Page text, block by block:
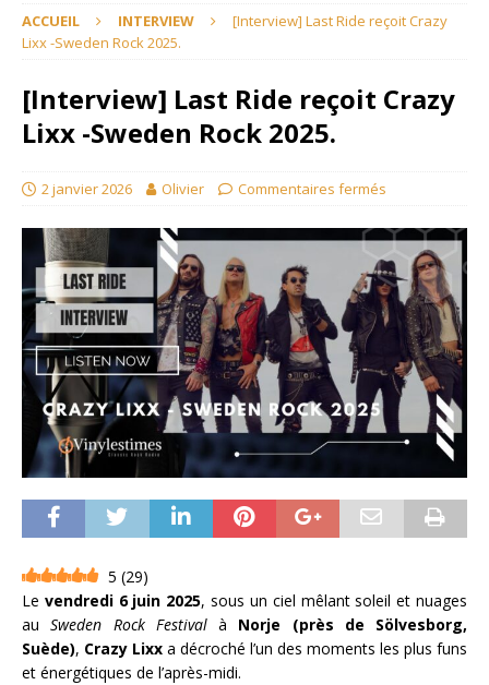
ACCUEIL INTERVIEW
[Interview] Last Ride reçoit Crazy
Lixx -Sweden Rock 2025.
[Interview] Last Ride reçoit Crazy
Lixx -Sweden Rock 2025.
2 janvier 2026 Olivier Commentaires fermés
5 (29)
Le vendredi 6 juin 2025, sous un ciel mêlant soleil et nuages
auSweden Rock Festivalà Norje (près de Sölvesborg,
Suède), Crazy Lixx a décroché l’un des moments les plus funs
et énergétiques de l’après-midi.